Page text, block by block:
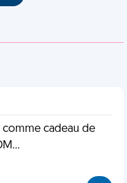
comme cadeau de